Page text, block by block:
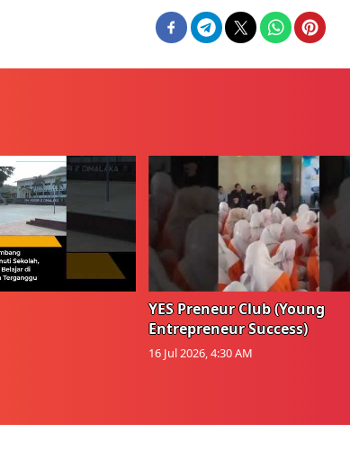
YES Preneur Club (Young
Entrepreneur Success)
16 Jul 2026, 4:30 AM